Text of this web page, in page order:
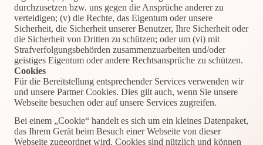
durchzusetzen bzw. uns gegen die Ansprüche anderer zu
verteidigen; (v) die Rechte, das Eigentum oder unsere
Sicherheit, die Sicherheit unserer Benutzer, Ihre Sicherheit oder
die Sicherheit von Dritten zu schützen; oder um (vi) mit
Strafverfolgungsbehörden zusammenzuarbeiten und/oder
geistiges Eigentum oder andere Rechtsansprüche zu schützen.
Cookies
Für die Bereitstellung entsprechender Services verwenden wir
und unsere Partner Cookies. Dies gilt auch, wenn Sie unsere
Webseite besuchen oder auf unsere Services zugreifen.
Bei einem „Cookie“ handelt es sich um ein kleines Datenpaket,
das Ihrem Gerät beim Besuch einer Webseite von dieser
Webseite zugeordnet wird. Cookies sind nützlich und können